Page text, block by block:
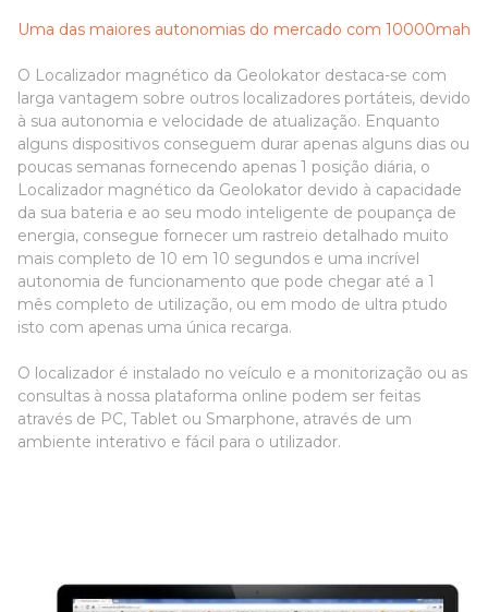
Uma das maiores autonomias do mercado com 10000mah
O Localizador magnético da Geolokator destaca-se com
larga vantagem sobre outros localizadores portáteis, devido
à sua autonomia e velocidade de atualização. Enquanto
alguns dispositivos conseguem durar apenas alguns dias ou
poucas semanas fornecendo apenas 1 posição diária, o
Localizador magnético da Geolokator devido à capacidade
da sua bateria e ao seu modo inteligente de poupança de
energia, consegue fornecer um rastreio detalhado muito
mais completo de 10 em 10 segundos e uma incrível
autonomia de funcionamento que pode chegar até a 1
mês completo de utilização, ou em modo de ultra ptudo
isto com apenas uma única recarga.
O localizador é instalado no veículo e a monitorização ou as
consultas à nossa plataforma online podem ser feitas
através de PC, Tablet ou Smarphone, através de um
ambiente interativo e fácil para o utilizador.